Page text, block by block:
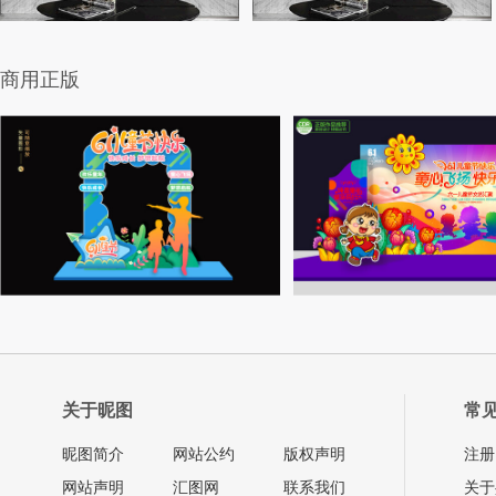
商用正版
关于昵图
昵图简介
网站声明
网站公约
汇图网
版权声明
联系我们
常
注册
关